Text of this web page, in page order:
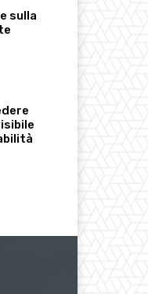
sulla